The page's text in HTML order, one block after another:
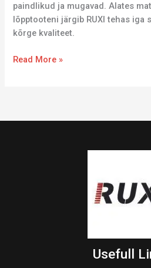
paindlikud ja mugavad. Alates
lõpptooteni järgib RUXI tehas iga
kõrge kvaliteet.
Read More »
Usefull